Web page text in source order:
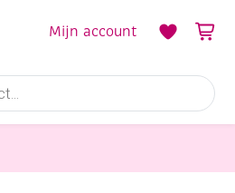
Mijn account